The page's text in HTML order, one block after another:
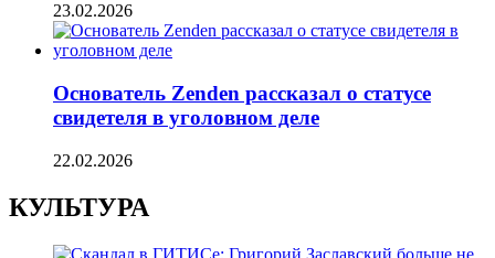
23.02.2026
Основатель Zenden рассказал о статусе
свидетеля в уголовном деле
22.02.2026
КУЛЬТУРА